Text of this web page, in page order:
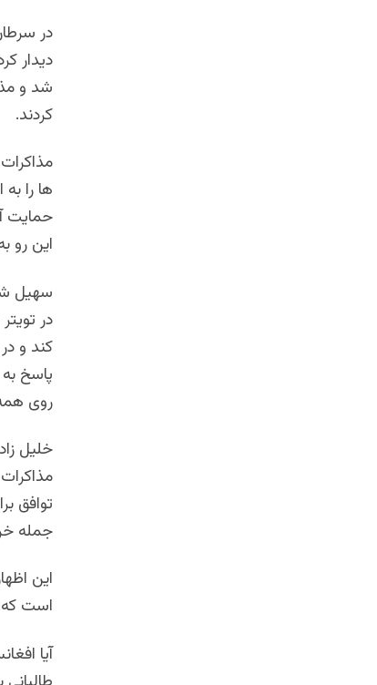
شد و
کردند.
ها را
حمایت
این رو
در
کند و
پاسخ
روی
خلیل
توافق
جمله
این
است که
آیا